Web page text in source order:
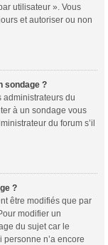
utilisateur ». Vous
et autoriser ou non
sondage ?
administrateurs du
à un sondage vous
du forum s’il
?
être modifiés que par
modifier un
du sujet car le
n’a encore